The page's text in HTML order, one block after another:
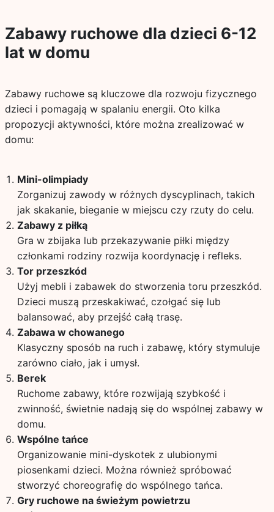
Zabawy ruchowe dla dzieci 6-12
lat w domu
Zabawy ruchowe są kluczowe dla rozwoju fizycznego
dzieci i pomagają w spalaniu energii. Oto kilka
propozycji aktywności, które można zrealizować w
domu:
Mini-olimpiady
Zorganizuj zawody w różnych dyscyplinach, takich
jak skakanie, bieganie w miejscu czy rzuty do celu.
Zabawy z piłką
Gra w zbijaka lub przekazywanie piłki między
członkami rodziny rozwija koordynację i refleks.
Tor przeszkód
Użyj mebli i zabawek do stworzenia toru przeszkód.
Dzieci muszą przeskakiwać, czołgać się lub
balansować, aby przejść całą trasę.
Zabawa w chowanego
Klasyczny sposób na ruch i zabawę, który stymuluje
zarówno ciało, jak i umysł.
Berek
Ruchome zabawy, które rozwijają szybkość i
zwinność, świetnie nadają się do wspólnej zabawy w
domu.
Wspólne tańce
Organizowanie mini-dyskotek z ulubionymi
piosenkami dzieci. Można również spróbować
stworzyć choreografię do wspólnego tańca.
Gry ruchowe na świeżym powietrzu